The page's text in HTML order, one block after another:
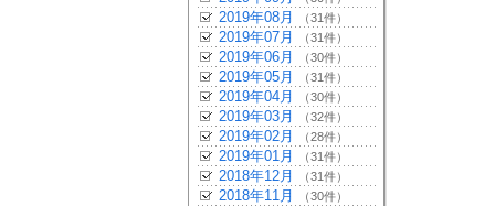
2019年08月 （31件）
2019年07月 （31件）
2019年06月 （30件）
2019年05月 （31件）
2019年04月 （30件）
2019年03月 （32件）
2019年02月 （28件）
2019年01月 （31件）
2018年12月 （31件）
2018年11月 （30件）